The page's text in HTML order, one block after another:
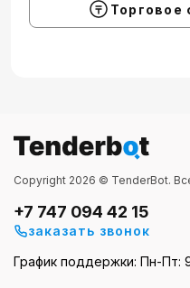
Торговое
Copyright 2026 © TenderBot.
+7 747 094 42 15
заказать звонок
График поддержки: Пн-Пт: